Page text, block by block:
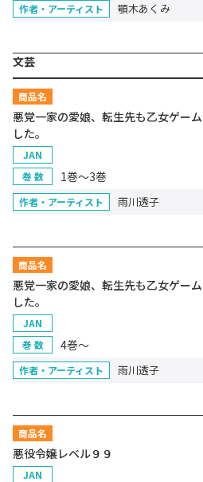
作者・アーティスト 顎木あくみ
文芸
商品名
悪党一家の愛娘、転生先も乙女ゲー
した。
JAN
巻 数
1巻～3巻
作者・アーティスト 雨川透子
商品名
悪党一家の愛娘、転生先も乙女ゲー
した。
JAN
巻 数
4巻～
作者・アーティスト 雨川透子
商品名
悪役令嬢レベル９９
JAN